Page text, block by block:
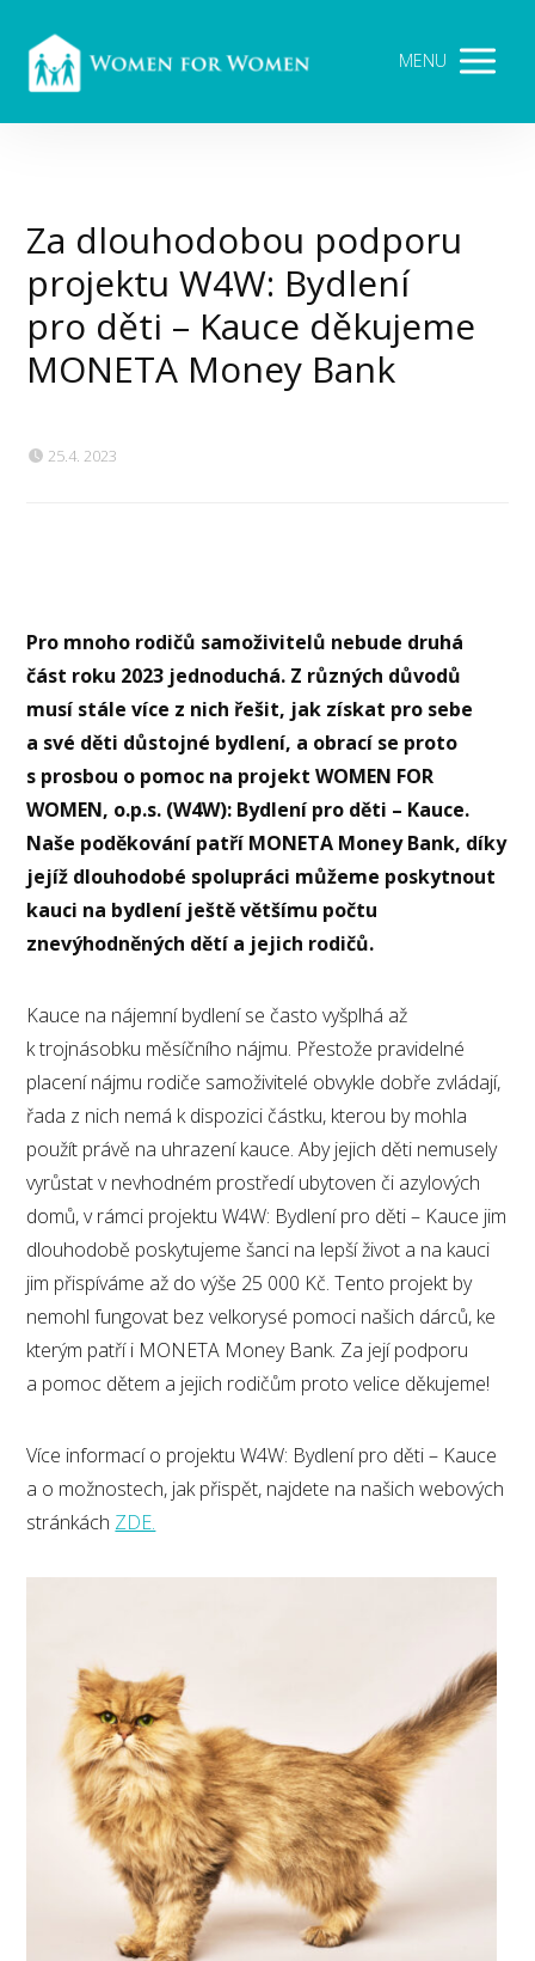
MENU
Za dlouhodobou podporu
projektu W4W: Bydlení
pro děti – Kauce děkujeme
MONETA Money Bank
25.4. 2023
Pro mnoho rodičů samoživitelů nebude druhá
část roku 2023 jednoduchá. Z různých důvodů
musí stále více z nich řešit, jak získat pro sebe
a své děti důstojné bydlení, a obrací se proto
s prosbou o pomoc na projekt WOMEN FOR
WOMEN, o.p.s. (W4W): Bydlení pro děti – Kauce.
Naše poděkování patří MONETA Money Bank, díky
jejíž dlouhodobé spolupráci můžeme poskytnout
kauci na bydlení ještě většímu počtu
znevýhodněných dětí a jejich rodičů.
Kauce na nájemní bydlení se často vyšplhá až
k trojnásobku měsíčního nájmu. Přestože pravidelné
placení nájmu rodiče samoživitelé obvykle dobře zvládají,
řada z nich nemá k dispozici částku, kterou by mohla
použít právě na uhrazení kauce. Aby jejich děti nemusely
vyrůstat v nevhodném prostředí ubytoven či azylových
domů, v rámci projektu W4W: Bydlení pro děti – Kauce jim
dlouhodobě poskytujeme šanci na lepší život a na kauci
jim přispíváme až do výše 25 000 Kč. Tento projekt by
nemohl fungovat bez velkorysé pomoci našich dárců, ke
kterým patří i MONETA Money Bank. Za její podporu
a pomoc dětem a jejich rodičům proto velice děkujeme!
Více informací o projektu W4W: Bydlení pro děti – Kauce
a o možnostech, jak přispět, najdete na našich webových
stránkách ZDE.